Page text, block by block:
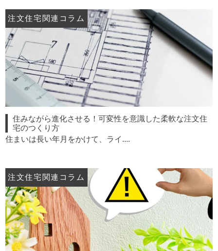
注文住宅関連コラム
住みながら進化させる！可変性を意識した柔軟な注文住
宅のつくり方
住まいは長い年月をかけて、ライ....
注文住宅関連コラム